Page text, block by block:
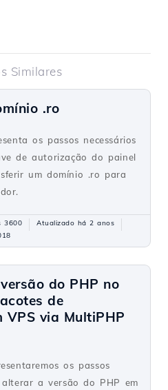
Similares
.ro
os passos necessários
de autorização do painel
um domínio .ro para
3600
Atualizado há 2 anos
do PHP no
de
VPS via MultiPHP
os passos
alterar a versão do PHP em